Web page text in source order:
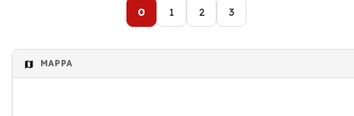
0 1 2 3
MAPPA